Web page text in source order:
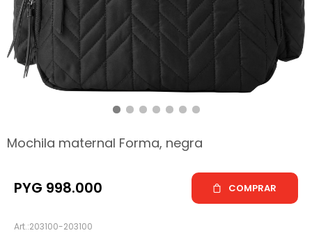
Mochila maternal Forma, negra
203100-203100
PYG 998.000 COMPRAR